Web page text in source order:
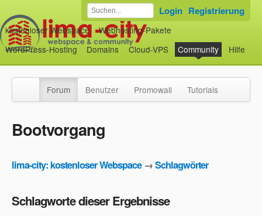
kostenloser Webspace
Webhosting-Pakete
WordPress-Hosting
Domains Cloud-VPS Community Hilfe
Login Registrierung
Forum Benutzer Promowall Tutorials
Bootvorgang
lima-city: kostenloser Webspace→Schlagwörter
Schlagworte dieser Ergebnisse